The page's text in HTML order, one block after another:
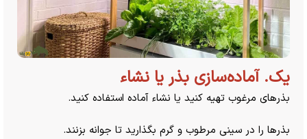
یک. آماده‌سازی بذر یا نشاء
بذر‌های مرغوب تهیه کنید یا نشاء آماده استفاده کنید.
بذر‌ها را در سینی مرطوب و گرم بگذارید تا جوانه بزنند.